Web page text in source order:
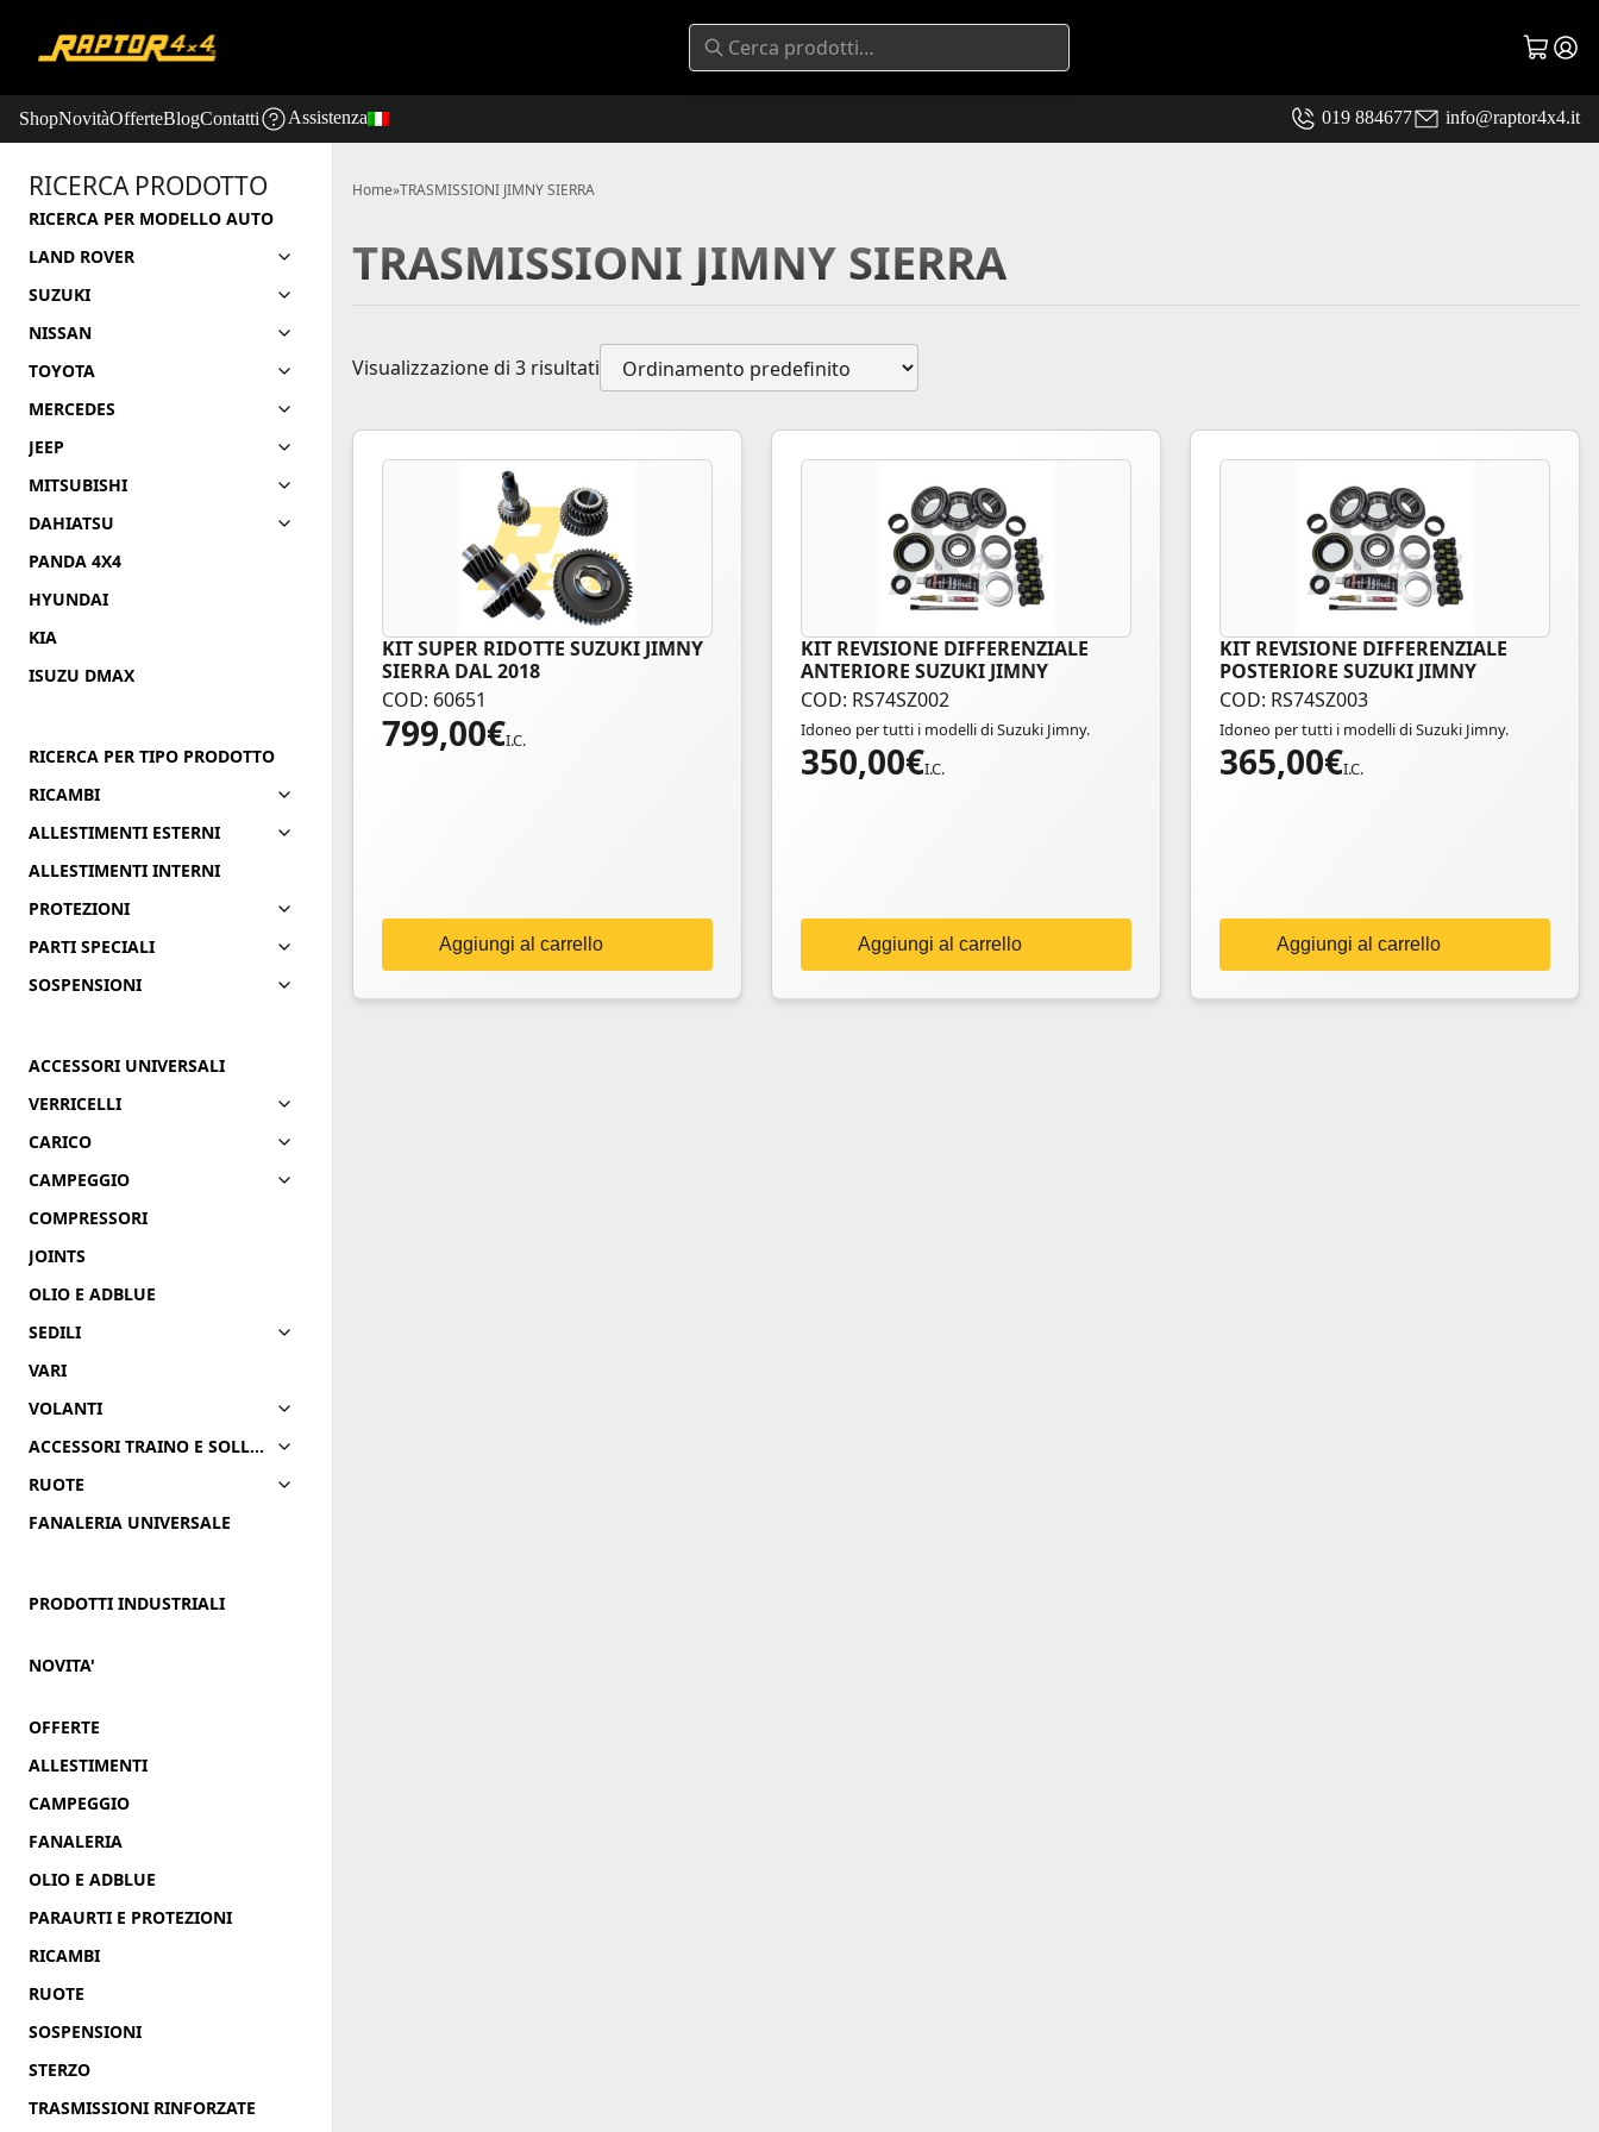
ShopNovitàOfferteBlogContatti Assistenza 019 884677 info@raptor4x4.it
RICERCA PRODOTTO
RICERCA PER MODELLO AUTO
LAND ROVER
SUZUKI
NISSAN
TOYOTA
MERCEDES
JEEP
MITSUBISHI
DAHIATSU
PANDA 4X4
HYUNDAI
KIA
ISUZU DMAX
RICERCA PER TIPO PRODOTTO
RICAMBI
ALLESTIMENTI ESTERNI
ALLESTIMENTI INTERNI
PROTEZIONI
PARTI SPECIALI
SOSPENSIONI
ACCESSORI UNIVERSALI
VERRICELLI
CARICO
CAMPEGGIO
COMPRESSORI
JOINTS
OLIO E ADBLUE
SEDILI
VARI
VOLANTI
ACCESSORI TRAINO E SOLLEVAMENTO
RUOTE
FANALERIA UNIVERSALE
PRODOTTI INDUSTRIALI
NOVITA'
OFFERTE
ALLESTIMENTI
CAMPEGGIO
FANALERIA
OLIO E ADBLUE
PARAURTI E PROTEZIONI
RICAMBI
RUOTE
SOSPENSIONI
STERZO
TRASMISSIONI RINFORZATE
Home»TRASMISSIONI JIMNY SIERRA
TRASMISSIONI JIMNY SIERRA
Visualizzazione di 3 risultati
KIT SUPER RIDOTTE SUZUKI JIMNY
SIERRA DAL 2018
COD: 60651
799,00€I.C.
Aggiungi al carrello
KIT REVISIONE DIFFERENZIALE
ANTERIORE SUZUKI JIMNY
COD: RS74SZ002
Idoneo per tutti i modelli di Suzuki Jimny.
350,00€I.C.
Aggiungi al carrello
KIT REVISIONE DIFFERENZIALE
POSTERIORE SUZUKI JIMNY
COD: RS74SZ003
Idoneo per tutti i modelli di Suzuki Jimny.
365,00€I.C.
Aggiungi al carrello